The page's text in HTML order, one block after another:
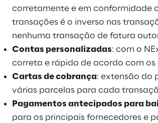
corretamente e em conformidade
transações é o inverso nas
nenhuma transação de fatura
Contas personalizadas: com o
correta e rápida de acordo com
Cartas de cobrança: extensão do
várias parcelas para cada
Pagamentos antecipados para
para os principais fornecedores e